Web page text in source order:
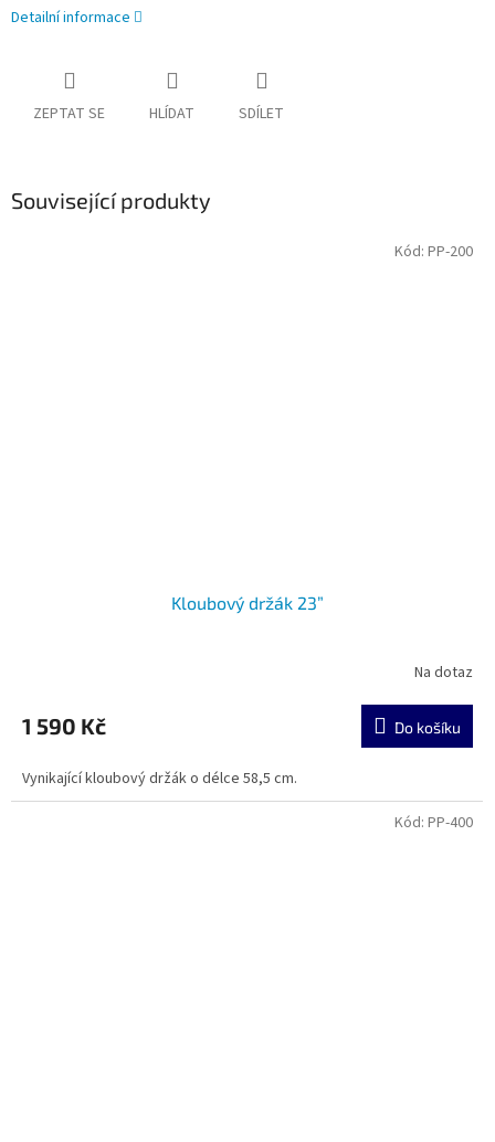
Detailní informace
ZEPTAT SE HLÍDAT SDÍLET
Související produkty
Kloubový držák 23”
Na dotaz
1 590 Kč Do košíku
Vynikající kloubový držák o délce 58,5 cm.
Kód: PP-200
Kód: PP-400